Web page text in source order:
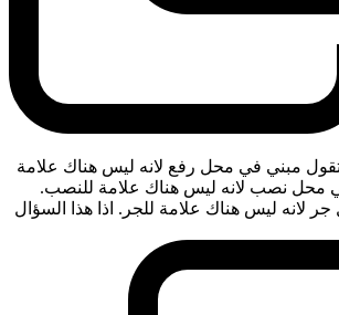
تقول مبني في محل رفع لانه ليس هناك علامة
محل نصب لانه ليس هناك علامة للنصب.
لانه ليس هناك علامة للجر. اذا هذا السؤال